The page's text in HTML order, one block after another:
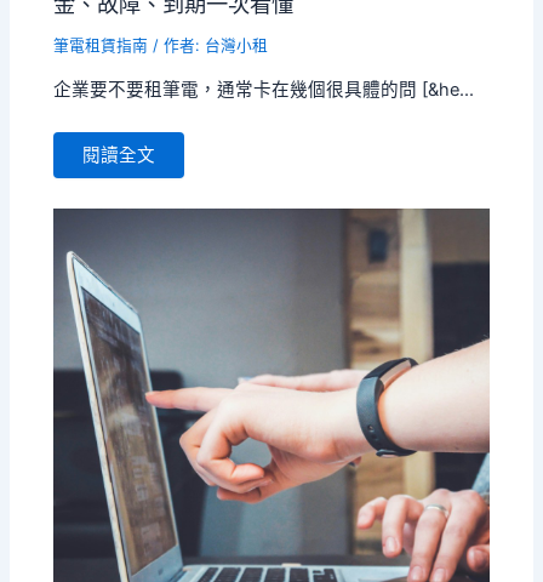
筆電租賃指南 / 作者: 台灣小租
企業要不要租筆電，通常卡在幾個很具體的問 [&he...
閱讀全文